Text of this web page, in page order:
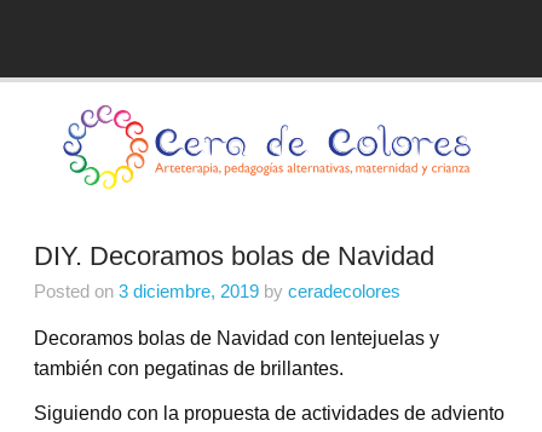
DIY. Decoramos bolas de Navidad
Posted on 3 diciembre, 2019 by ceradecolores
Decoramos bolas de Navidad con lentejuelas y
también con pegatinas de brillantes.
Siguiendo con la propuesta de actividades de adviento